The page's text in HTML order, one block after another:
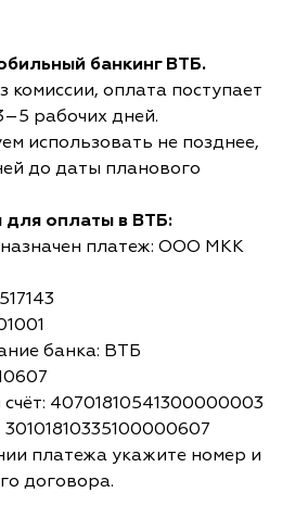
банкинг ВТБ.
комиссии, оплата поступает
рабочих дней.
использовать не позднее,
до даты планового
для оплаты в ВТБ:
платеж: ООО МКК
банка: ВТБ
40701810541300000003
30101810335100000607
платежа укажите номер и
договора.